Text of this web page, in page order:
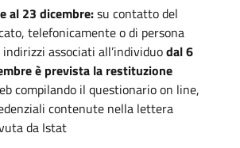
al 23 dicembre:su contatto del
telefonicamente o di persona
associati all’individuodal 6
è prevista la restituzione
compilando il questionario on line,
contenute nella lettera
da Istat